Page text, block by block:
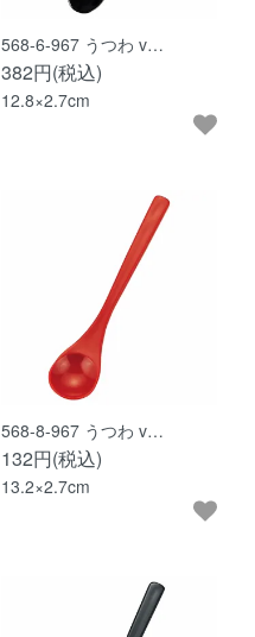
568-6-967 うつわ v…
382円(税込)
12.8×2.7cm
568-8-967 うつわ v…
132円(税込)
13.2×2.7cm